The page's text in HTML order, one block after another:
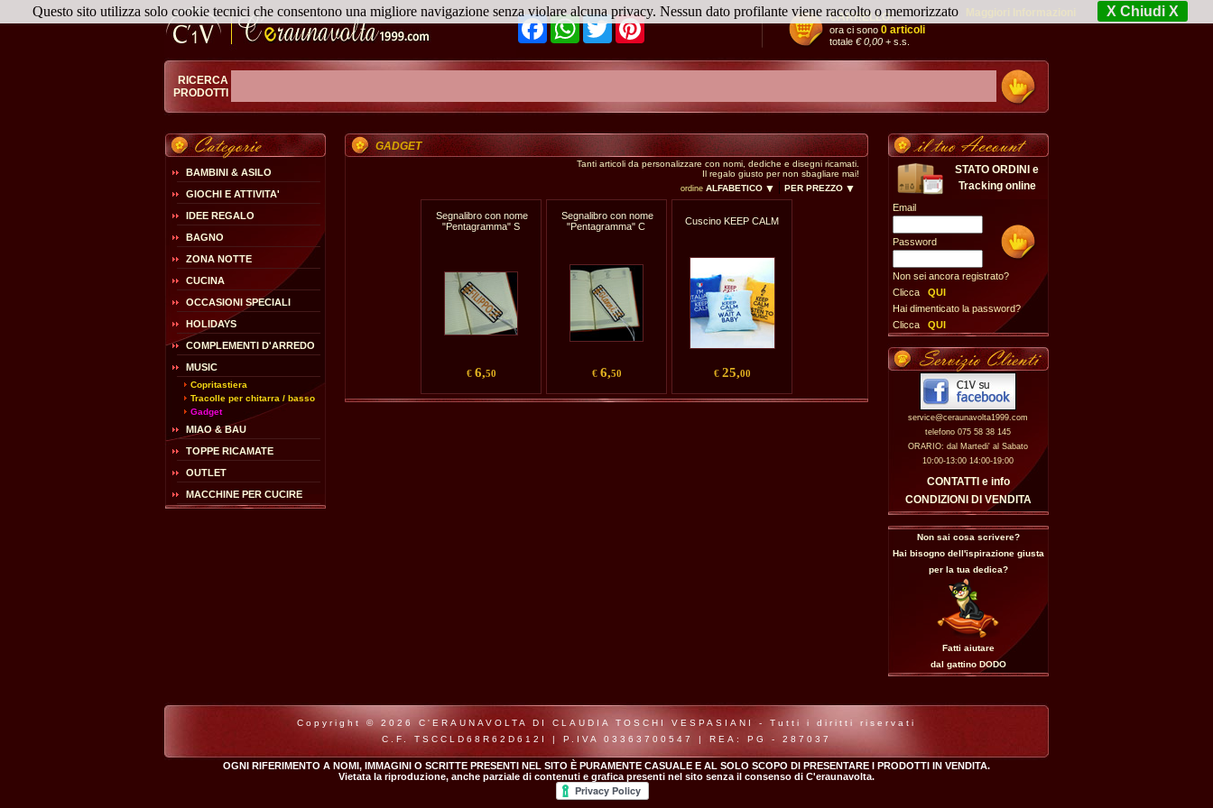
FacebookWhatsApp
TwitterPinterest CARRELLO:
ora ci sono 0 articoli
totale € 0,00 + s.s.
RICERCA
PRODOTTI
BAMBINI & ASILO
GIOCHI E ATTIVITA'
IDEE REGALO
BAGNO
ZONA NOTTE
CUCINA
OCCASIONI SPECIALI
HOLIDAYS
COMPLEMENTI D'ARREDO
MUSIC
Copritastiera
Tracolle per chitarra / basso
Gadget
MIAO & BAU
TOPPE RICAMATE
OUTLET
MACCHINE PER CUCIRE
GADGET
Tanti articoli da personalizzare con nomi, dediche e disegni ricamati.
Il regalo giusto per non sbagliare mai!
ordine ALFABETICO | PER PREZZO
Segnalibro con nome
"Pentagramma" S
€ 6,50
Segnalibro con nome
"Pentagramma" C
€ 6,50
Cuscino KEEP CALM
€ 25,00
STATO ORDINI e
Tracking online
Email
Password
Non sei ancora registrato?
Clicca
QUI
Hai dimenticato la password?
Clicca
QUI
service@ceraunavolta1999.com
telefono 075 58 38 145
ORARIO: dal Martedi' al Sabato
10:00-13:00 14:00-19:00
CONTATTI e info
CONDIZIONI DI VENDITA
Non sai cosa scrivere?
Hai bisogno dell'ispirazione giusta
per la tua dedica?
Fatti aiutare
dal gattino DODO
Copyright © 2026 C'ERAUNAVOLTA DI CLAUDIA TOSCHI VESPASIANI - Tutti i diritti riservati
C.F. TSCCLD68R62D612I | P.IVA 03363700547 | REA: PG - 287037
OGNI RIFERIMENTO A NOMI, IMMAGINI O SCRITTE PRESENTI NEL SITO È PURAMENTE CASUALE E AL SOLO SCOPO DI PRESENTARE I PRODOTTI IN VENDITA.
Vietata la riproduzione, anche parziale di contenuti e grafica presenti nel sito senza il consenso di C'eraunavolta.
Questo sito utilizza solo cookie tecnici che consentono una migliore navigazione senza violare alcuna privacy. Nessun dato profilante viene raccolto o memorizzato X Chiudi X